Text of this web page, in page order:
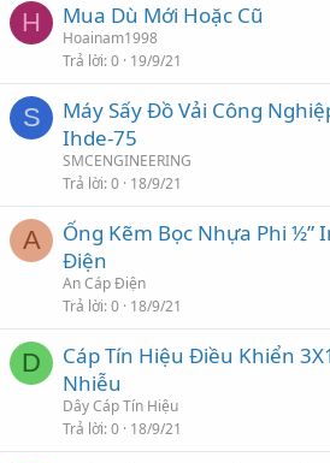
H Mua Dù Mới Hoặc Cũ
Hoainam1998
Trả lời 0 19/9/21
S
Máy Sấy Đồ Vải Công
Ihde-75
SMCENGINEERING
Trả lời 0 18/9/21
A
Ống Kẽm Bọc Nhựa Phi ½”
Điện
An Cáp Điện
Trả lời 0 18/9/21
D
Cáp Tín Hiệu Điều Khiển
Nhiễu
Dây Cáp Tín Hiệu
Trả lời 0 18/9/21